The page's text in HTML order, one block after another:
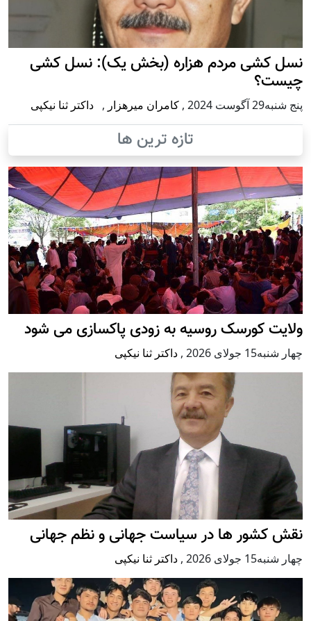
نسل کشی مردم هزاره (بخش یک): نسل کشی
چیست؟
پنج شنبه29 آگوست 2024 , کامران میرهزار , داکتر ثنا نیکپی
تازه ترین ها
ولایت کورسک روسیه به زودی پاکسازی می شود
چهار شنبه15 جولای 2026 , داکتر ثنا نیکپی
نقش کشور ها در سیاست جهانی و نظم جهانی
چهار شنبه15 جولای 2026 , داکتر ثنا نیکپی